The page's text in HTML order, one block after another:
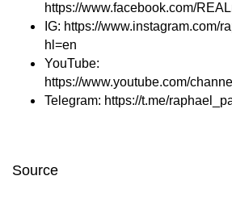
https://www.facebook.com/
IG: https://www.instagram.com/
hl=en
YouTube:
https://www.youtube.com/
Telegram: https://t.me/
Source